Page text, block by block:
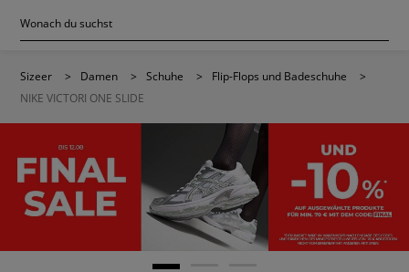
Sizeer > Damen > Schuhe > Flip-Flops und Badeschuhe
>
NIKE VICTORI ONE SLIDE